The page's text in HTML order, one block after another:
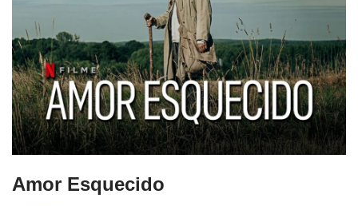
Amor Esquecido